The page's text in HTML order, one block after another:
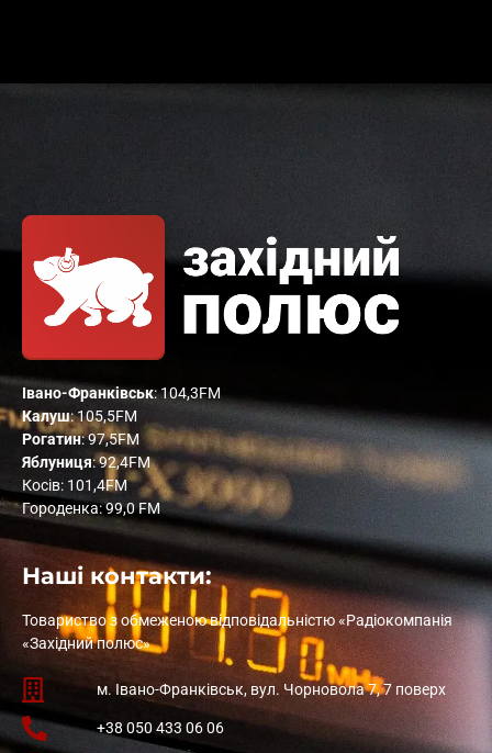
Івано-Франківськ: 104,3FM
Калуш: 105,5FM
Рогатин: 97,5FM
Яблуниця: 92,4FM
Косів: 101,4FM
Городенка: 99,0 FM
Наші контакти:
Товариство з обмеженою відповідальністю «Радіокомпанія
«Західний полюс»
м. Івано-Франківськ, вул. Чорновола 7, 7 поверх
+38 050 433 06 06